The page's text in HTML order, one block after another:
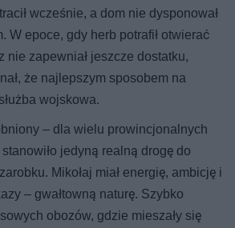
wcześnie, a dom nie dysponował
W epoce, gdy herb potrafił otwierać
nie zapewniał jeszcze dostatku,
że najlepszym sposobem na
wojskowa.
– dla wielu prowincjonalnych
jedyną realną drogę do
Mikołaj miał energię, ambicję i
– gwałtowną naturę. Szybko
obozów, gdzie mieszały się